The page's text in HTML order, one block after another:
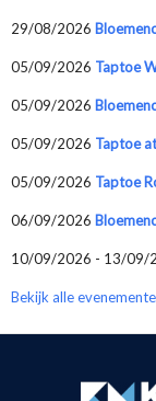
29/08/2026
05/09/2026 Taptoe
05/09/2026
05/09/2026 Taptoe
05/09/2026 Taptoe
06/09/2026
10/09/2026 - 13/09/
Bekijk alle